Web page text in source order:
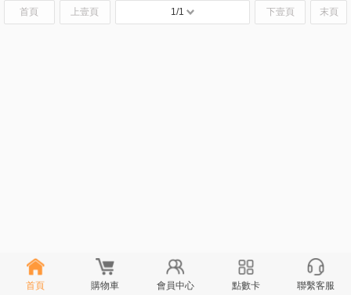
首頁 上壹頁 1/1 下壹頁 末頁
首頁 購物車 會員中心 點數卡 聯繫客服